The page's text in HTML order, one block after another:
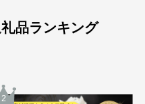
品ランキング
2